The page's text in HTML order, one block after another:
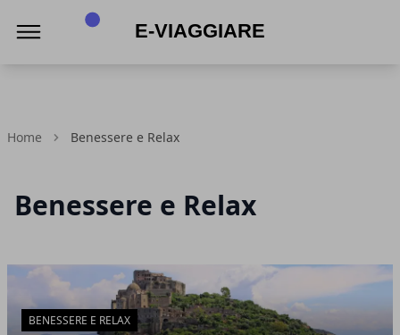
Home Benessere e Relax
Benessere e Relax
Articoli in Evidenza
BENESSERE E RELAX